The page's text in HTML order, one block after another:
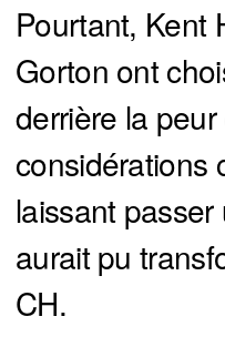
Pourtant, Kent
Gorton ont
derrière la
considérations
laissant
aurait pu
CH.